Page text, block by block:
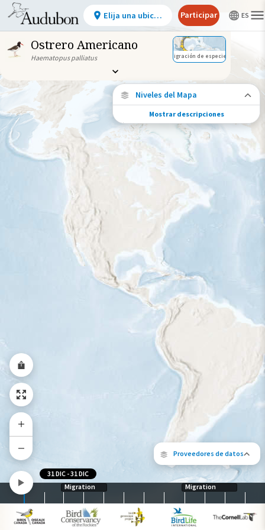
Ostrero Americano
Haematopus palliatus Migración de especies
Proveedores de datos
Los siguientes socios contribuyeron
Niveles del Mapa
Migración de especies
Vea dónde viaja esta especie durante todo
el año.
Ave monitoreada
individualmente (alta
precisión)
Viaje de un pájaro rastreado
Abundancia de esta especie
Muy bajo Bajo
Gama de especies por estación
Gama de verano
Rango de invierno
Rango a lo largo del año
Mostrar descripciones
Migration Migration
31 DIC -31 DIC
Elija una ubicación Participar